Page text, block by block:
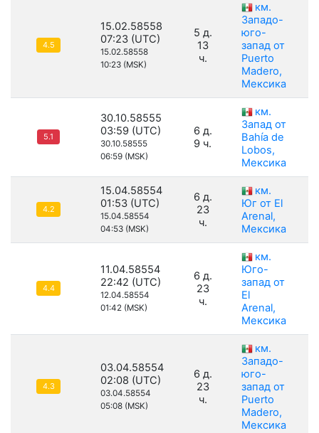
4.5
15.02.58558
07:23 (UTC)
15.02.58558
10:23 (MSK)
5 д.
13
ч.
км.
Западо-
юго-
запад от
Puerto
Madero,
Мексика
5.1
30.10.58555
03:59 (UTC)
30.10.58555
06:59 (MSK)
6 д.
9 ч.
км.
Запад от
Bahía de
Lobos,
Мексика
4.2
15.04.58554
01:53 (UTC)
15.04.58554
04:53 (MSK)
6 д.
23
ч.
км.
Юг от El
Arenal,
Мексика
4.4
11.04.58554
22:42 (UTC)
12.04.58554
01:42 (MSK)
6 д.
23
ч.
км.
Юго-
запад от
El
Arenal,
Мексика
4.3
03.04.58554
02:08 (UTC)
03.04.58554
05:08 (MSK)
6 д.
23
ч.
км.
Западо-
юго-
запад от
Puerto
Madero,
Мексика